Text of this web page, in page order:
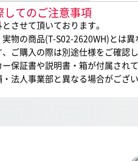
てのご注意事項
させて頂いております。
物の商品(T-S02-2620WH)とは異
ご購入の際は別途仕様をご確認
保証書や説明書・箱が付属され
法人事業部と異なる場合がござい